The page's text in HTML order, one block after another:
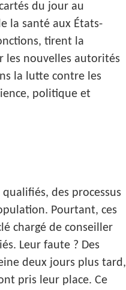
du jour au
la santé aux États-
tirent la
les nouvelles autorités
la lutte contre les
politique et
des processus
Pourtant, ces
chargé de conseiller
Leur faute ? Des
deux jours plus tard,
pris leur place. Ce